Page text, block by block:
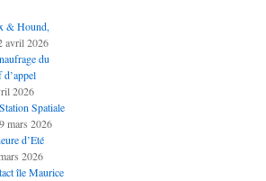
& Hound,
avril 2026
du
2026
Spatiale
mars 2026
d’Eté
2026
île Maurice